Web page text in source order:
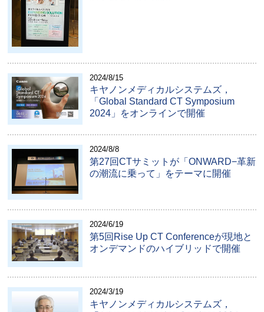
2024/8/15
キヤノンメディカルシステムズ，
「Global Standard CT Symposium
2024」をオンラインで開催
2024/8/8
第27回CTサミットが「ONWARD−革新
の潮流に乗って」をテーマに開催
2024/6/19
第5回Rise Up CT Conferenceが現地と
オンデマンドのハイブリッドで開催
2024/3/19
キヤノンメディカルシステムズ，